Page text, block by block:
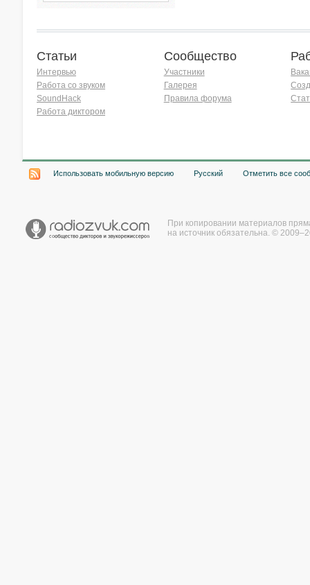
Статьи
Интервью
Работа со звуком
SoundHack
Работа диктором
Сообщество
Участники
Галерея
Правила форума
Использовать мобильную версию Русский Отметить все
При копировании материалов
на источник обязательна. ©